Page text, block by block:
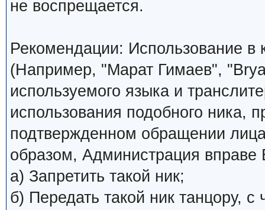
не воспрещается.
Рекомендации: Использование в
(Например, "Марат Гимаев",
используемого языка и
использования подобного ника,
подтвержденном обращении
образом, Администрация
а) Запретить такой ник;
б) Передать такой ник танцору,